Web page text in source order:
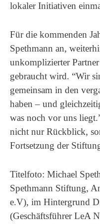
lokaler Initiativen
Für die kommenden
Spethmann an,
unkomplizierter
gebraucht wird. “Wir
gemeinsam in den
haben – und
was noch vor uns
nicht nur Rückblick,
Fortsetzung der
Titelfoto: Michael
Spethmann Stiftung,
e.V), im Hintergrund
(Geschäftsführer LeA